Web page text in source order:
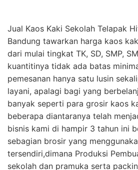
Jual Kaos Kaki Sekolah Telapak
Bandung tawarkan harga kaos
dari mulai tingkat TK, SD, SMP,
kuantitinya tidak ada batas
pemesanan hanya satu lusin
layani, apalagi bagi yang
banyak seperti para grosir kaos
beberapa diantaranya telah
bisnis kami di hampir 3 tahun ini
sebagian brosir yang
tersendiri,dimana Produksi
sekolah dan pramuka serta